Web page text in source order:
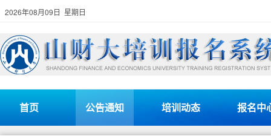
2026年08月09日 星期日
首页 公告通知 培训动态 报名中